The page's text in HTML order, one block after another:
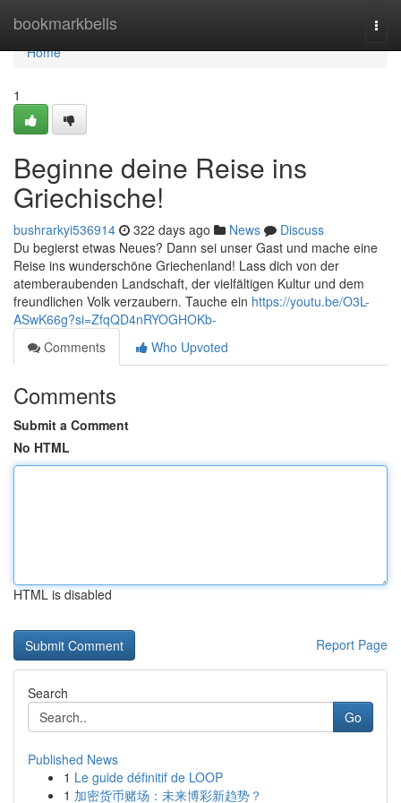
bookmarkbells
Home
Home
1
Beginne deine Reise ins
Griechische!
bushrarkyi536914 322 days ago News
Discuss
Du begierst etwas Neues? Dann sei unser Gast und mache eine
Reise ins wunderschöne Griechenland! Lass dich von der
atemberaubenden Landschaft, der vielfältigen Kultur und dem
freundlichen Volk verzaubern. Tauche ein https://youtu.be/O3L-
ASwK66g?si=ZfqQD4nRYOGHOKb-
Comments
Who Upvoted
Comments
Submit a Comment
No HTML
HTML is disabled
Report Page
Search
Go
Published News
1 Le guide définitif de LOOP
1 加密货币赌场：未来博彩新趋势？